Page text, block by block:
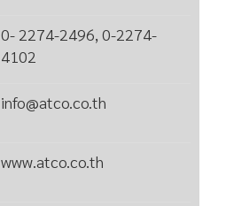
0- 2274-2496, 0-2274-
4102
info@atco.co.th
www.atco.co.th